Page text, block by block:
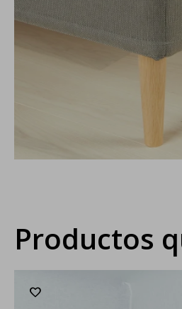
Productos